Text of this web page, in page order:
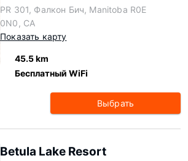
PR 301, Фалкон Бич, Manitoba R0E
0N0, CA
Показать карту
45.5 km
Бесплатный WiFi
Выбрать
Betula Lake Resort